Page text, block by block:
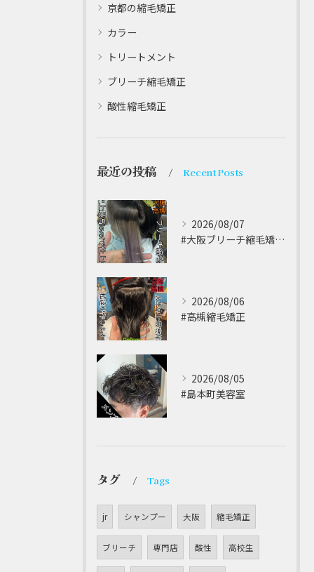
京都の縮毛矯正
カラー
トリートメント
ブリーチ縮毛矯正
酸性縮毛矯正
最近の投稿 Recent Posts
2026/08/07
#大阪ブリーチ縮毛矯正 ⁡
2026/08/06
#高槻縮毛矯正 ⁡
2026/08/05
#島本町美容室 ⁡
タグ Tags
jr シャンプー 大阪 縮毛矯正
ブリーチ 専門店 酸性 高校生